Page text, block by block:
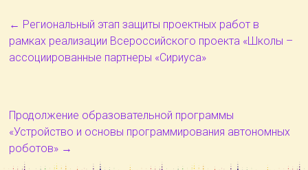
← Региональный этап защиты проектных работ в
рамках реализации Всероссийского проекта «Школы –
ассоциированные партнеры «Сириуса»
Продолжение образовательной программы
«Устройство и основы программирования автономных
роботов» →